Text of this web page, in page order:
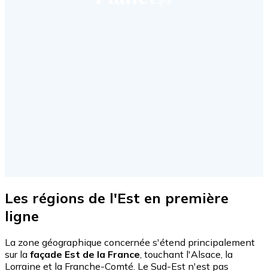
Les régions de l'Est en première
ligne
La zone géographique concernée s'étend principalement
sur la façade Est de la France, touchant l'Alsace, la
Lorraine et la Franche-Comté. Le Sud-Est n'est pas